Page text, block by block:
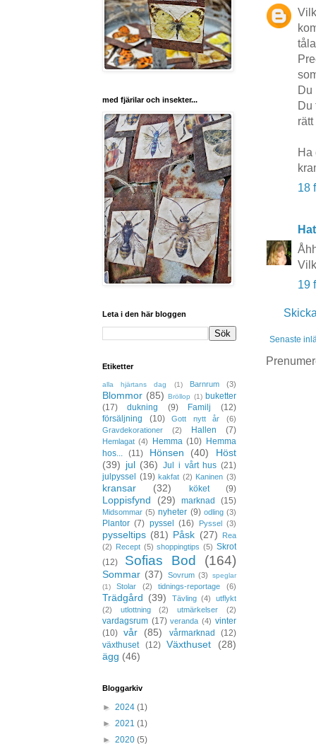
Du
Du
Ha
18
19
Senaste
med fjärilar och insekter...
Leta i den här bloggen
Etiketter
alla hjärtans dag (1) Barnrum (3)
Blommor (85) Bröllop (1) buketter
(17)
dukning (9) Familj
(12)
försäljning
(10) Gott nytt år
(6)
Gravdekorationer
(2) Hallen (7)
Hemlagat (4) Hemma (10) Hemma
hos...
(11) Hönsen (40)
Höst
(39) jul (36) Jul i vårt hus (21)
julpyssel
(19) kakfat (2) Kaninen (3)
kransar (32) köket (9)
Loppisfynd (29) marknad (15)
Midsommar (5) nyheter (9) odling (3)
Plantor (7) pyssel (16) Pyssel (3)
pysseltips (81) Påsk (27)
Rea
(2) Recept (5) shoppingtips (5) Skrot
(12)
Sofias Bod (164)
Sommar (37) Sovrum (3)
speglar
(1)
Stolar (2) tidnings-reportage (6)
Trädgård (39) Tävling (4)
utflykt
(2)
utlottning (2) utmärkelser (2)
vardagsrum (17) veranda (4) vinter
(10) vår (85) vårmarknad
(12)
växthuset
(12) Växthuset
(28)
ägg (46)
Bloggarkiv
► 2024 (1)
► 2021 (1)
► 2020 (5)